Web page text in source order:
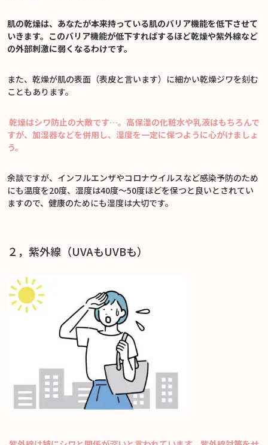
肌の乾燥は、あなたが本来持っている肌のバリア機能を低下させて
いきます。このバリア機能が低下すればするほど乾燥や紫外線など
の外部刺激に弱くなるわけです。
また、乾燥が肌の表面（表皮と言います）に細かい乾燥ジワを刻む
こともあります。
乾燥はシワ防止の大敵です…。高保湿の化粧水や乳液はもちろんで
すが、加湿器などを併用し、湿度を一定に保つように心がけましょ
う。
余談ですが、インフルエンザやコロナウイルスなど感染予防のため
にも温度を20度、湿度は40度～50度ほどを保つと良いとされてい
ますので、健康のためにも湿度は大切です。
２，紫外線（UVAもUVBも）